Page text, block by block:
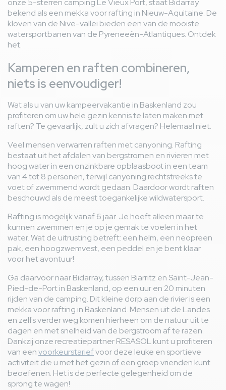
onze 5-sterren camping Le Vieux Port, staat Bidarray
bekend als een mekka voor rafting in Nieuw-Aquitaine. De
kloven van de Nive-vallei bieden een van de mooiste
watersportbanen van de Pyreneeën-Atlantiques. Ontdek
het.
Kamperen en raften combineren,
niets is eenvoudiger!
Wat als u van uw kampeervakantie in Baskenland zou
profiteren om uw hele gezin kennis te laten maken met
raften? Te gevaarlijk, zult u zich afvragen? Helemaal niet.
Veel mensen verwarren raften met canyoning. Rafting
bestaat uit het afdalen van bergstromen en rivieren met
hoog water in een onzinkbare opblaasboot in een team
van 4 tot 8 personen, terwijl canyoning rechtstreeks te
voet of zwemmend wordt gedaan. Daardoor wordt raften
beschouwd als de meest toegankelijke wildwatersport.
Rafting is mogelijk vanaf 6 jaar. Je hoeft alleen maar te
kunnen zwemmen en je op je gemak te voelen in het
water. Wat de uitrusting betreft: een helm, een neopreen
pak, een hoogzwemvest, een peddel en je bent klaar
voor het avontuur!
Ga daarvoor naar Bidarray, tussen Biarritz en Saint-Jean-
Pied-de-Port in Baskenland, op een uur en 20 minuten
rijden van de camping. Dit kleine dorp aan de rivier is een
mekka voor rafting in Baskenland. Mensen uit de Landes
en zelfs verder weg komen hierheen om de natuur uit te
dagen en met snelheid van de bergstroom af te razen.
Dankzij onze recreatiepartner RESASOL kunt u profiteren
van eenvoorkeurstariefvoor deze leuke en sportieve
activiteit die u met het gezin of een groep vrienden kunt
beoefenen. Het is de perfecte gelegenheid om de
sprong te wagen!